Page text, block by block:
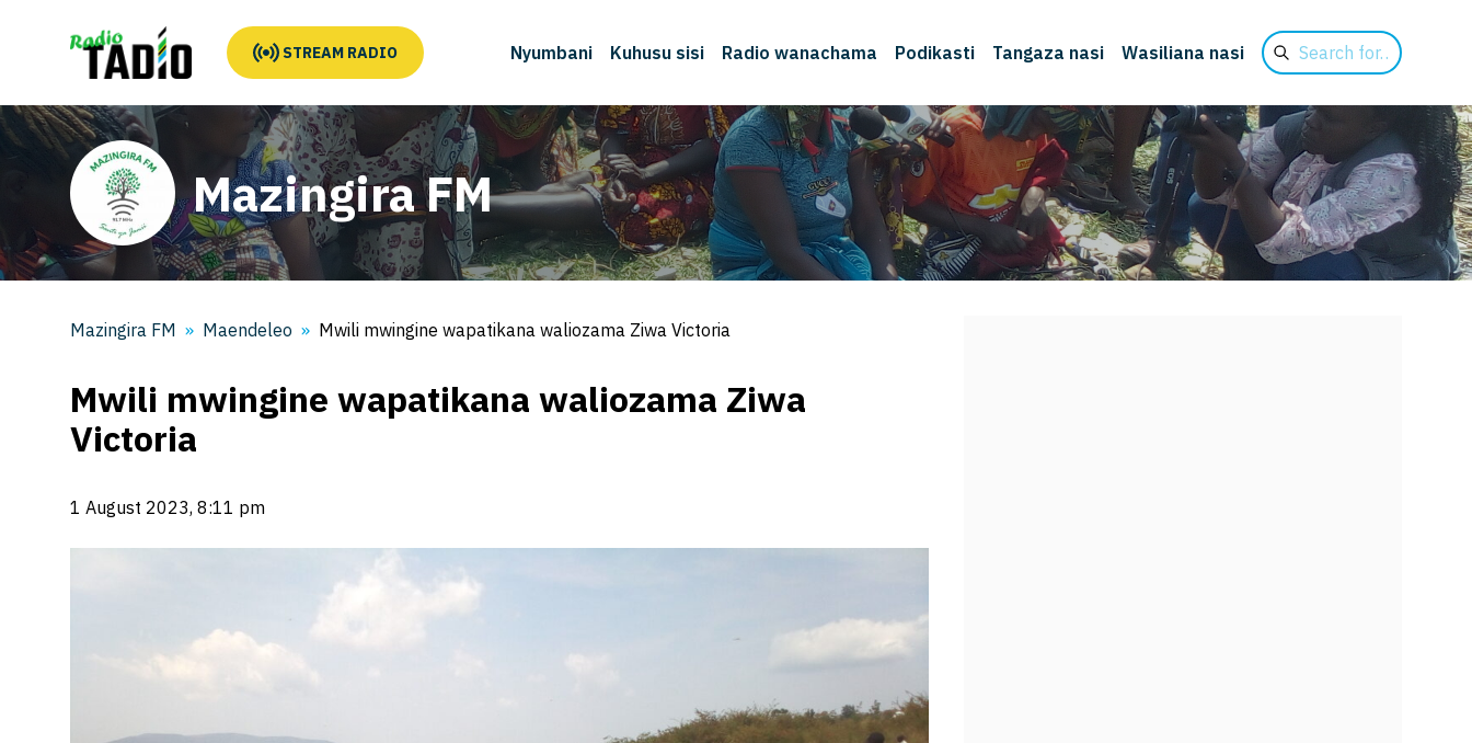
STREAM RADIO Nyumbani Kuhusu sisi Radio wanachama Podikasti Tangaza nasi Wasiliana nasi
Search
for
Mazingira FM
Mazingira FM Maendeleo Mwili mwingine wapatikana waliozama Ziwa Victoria
Mwili mwingine wapatikana waliozama Ziwa
Victoria
1 August 2023, 8:11 pm